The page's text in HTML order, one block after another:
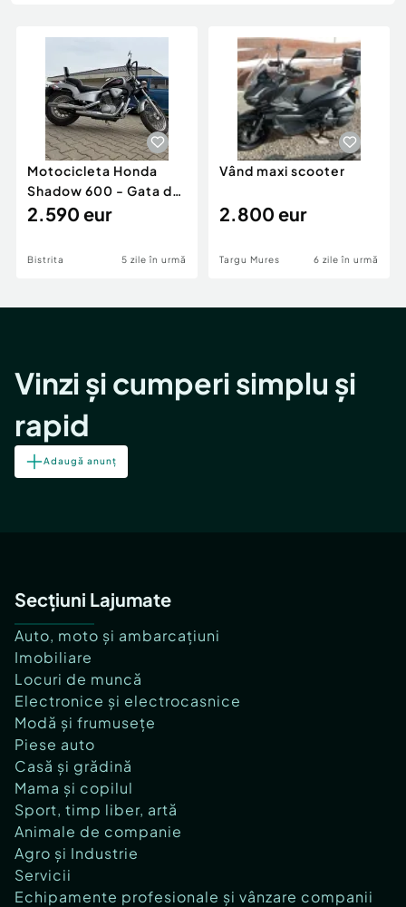
Animale de companie
Afaceri și echipamente profesionale
Inchiriere Bunuri si Vehicule
Piese auto si accesorii
Dacia Duster
Motocicleta Honda
Shadow 600 - Gata de
sezon
2.590 eur
Bistrita 5 zile în urmă
Vând maxi scooter
2.800 eur
Targu Mures 6 zile în urmă
Vinzi și cumperi simplu și
rapid
Adaugă anunț
Secțiuni Lajumate
Auto, moto și ambarcațiuni
Imobiliare
Locuri de muncă
Electronice și electrocasnice
Modă și frumusețe
Piese auto
Casă și grădină
Mama și copilul
Sport, timp liber, artă
Animale de companie
Agro și Industrie
Servicii
Echipamente profesionale și vânzare companii